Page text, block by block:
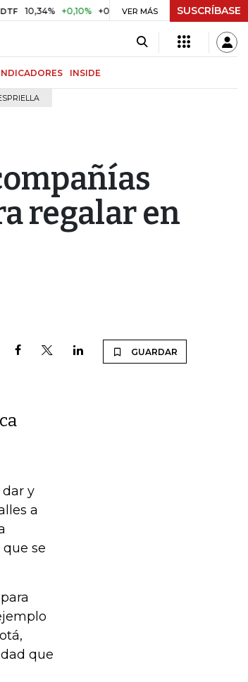
+0,10% +0,98% UVR $ 417,01 +$ 0,05 +0,01%
VER MÁS SUSCRÍBASE
INSIDE
regalar en
GUARDAR
y
a
se
que